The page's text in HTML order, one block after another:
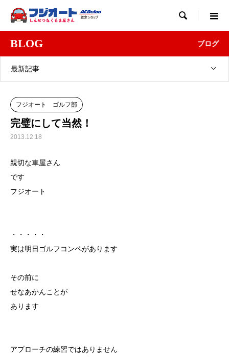

BLOG ブログ
最新記事
フジオート ゴルフ部
完璧にして当然！
2013.12.18
親切な車屋さん
です
フジオート
・・・・・
実は明日ゴルフコンペがあります
その前に
せなあかんことが
あります
アプローチの練習ではありません